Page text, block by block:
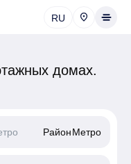
RU
домах.
РайонМетро